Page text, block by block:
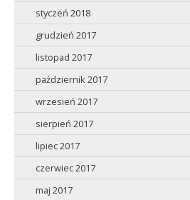
styczeń 2018
grudzień 2017
listopad 2017
październik 2017
wrzesień 2017
sierpień 2017
lipiec 2017
czerwiec 2017
maj 2017